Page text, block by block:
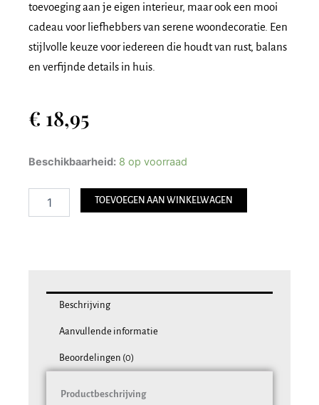
toevoeging aan je eigen interieur, maar ook een mooi
cadeau voor liefhebbers van serene woondecoratie. Een
stijlvolle keuze voor iedereen die houdt van rust, balans
en verfijnde details in huis.
€ 18,95
Beschikbaarheid: 8 op voorraad
Waxinelichthouder
Namaste-
Houding
aantal
TOEVOEGEN AAN WINKELWAGEN
Beschrijving
Aanvullende informatie
Beoordelingen (0)
Productbeschrijving